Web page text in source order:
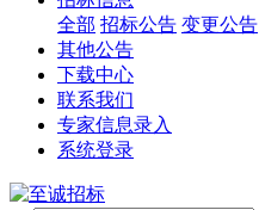
全部 招标公告 变更公告
其他公告
下载中心
联系我们
专家信息录入
系统登录